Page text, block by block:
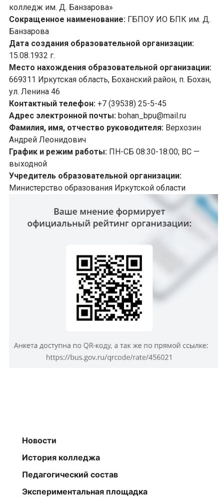
колледж им. Д. Банзарова»
Сокращенное наименование: ГБПОУ ИО БПК им. Д.
Банзарова
Дата создания образовательной организации:
15.08.1932 г.
Место нахождения образовательной организации:
669311 Иркутская область, Боханский район, п. Бохан,
ул. Ленина 46
Контактный телефон: +7 (39538) 25-5-45
Адрес электронной почты: bohan_bpu@mail.ru
Фамилия, имя, отчество руководителя: Верхозин
Андрей Леонидович
График и режим работы: ПН-СБ 08:30-18:00; ВС —
выходной
Учредитель образовательной организации:
Министерство образования Иркутской области
Новости
История колледжа
Педагогический состав
Экспериментальная площадка